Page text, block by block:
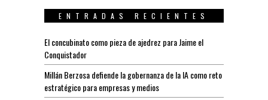
ENTRADAS RECIENTES
El concubinato como pieza de ajedrez para Jaime el
Conquistador
Millán Berzosa defiende la gobernanza de la IA como reto
estratégico para empresas y medios